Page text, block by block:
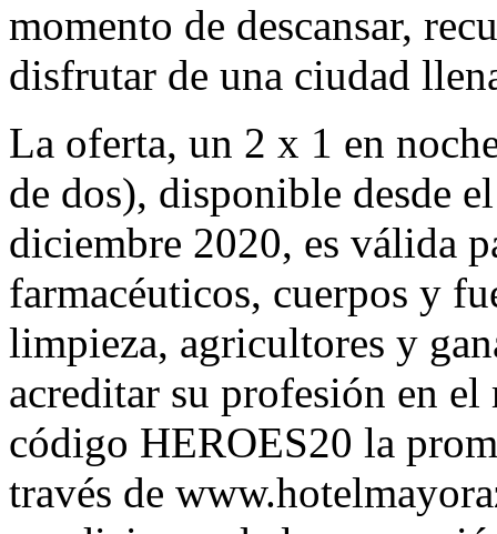
momento de descansar,
disfrutar de una ciudad
La oferta, un 2 x 1 en
de dos), disponible desde
diciembre 2020, es válida
farmacéuticos, cuerpos y
limpieza, agricultores y
acreditar su profesión en
código HEROES20 la
través de